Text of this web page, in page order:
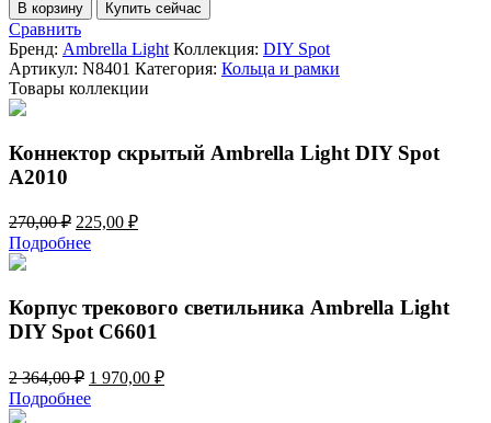
Насадка
передняя
для
корпуса
светильника
DIY
Spot
В корзину Купить сейчас
Сравнить
Бренд: Ambrella Light Коллекция: DIY Spot
Артикул: N8401 Категория: Кольца и рамки
Товары коллекции
Коннектор скрытый Ambrella Light DIY Spot
A2010
270,00₽ Первоначальная
цена
составляла
225,00 ₽Текущая
Подробнее
Корпус трекового светильника Ambrella Light
DIY Spot C6601
2 364,00₽ Первоначальная
цена
составляла
1 970,00 ₽Текущая
Подробнее